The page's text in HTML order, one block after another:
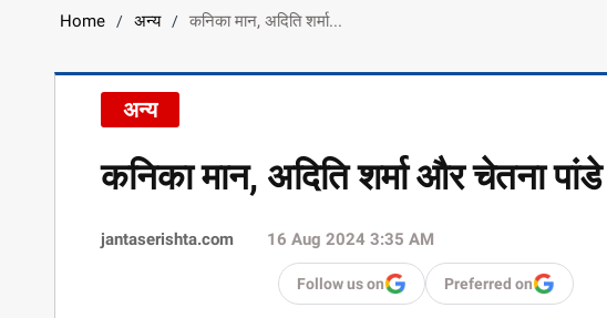
Home / अन्य / कनिका मान, अदिति शर्मा...
अन्य
कनिका मान, अदिति शर्मा और चेतना
jantaserishta.com 16 Aug 2024 3:35 AM
Follow us on Preferred on